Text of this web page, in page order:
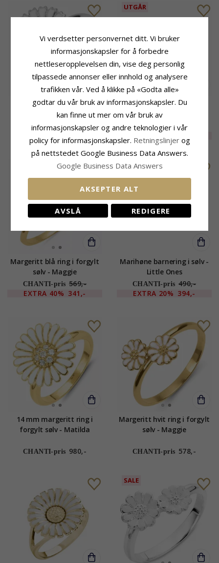
12 mm margeritt ring i
rodinert sølv - Marie
578,-
UTGÅR
10 mm Siersbøl margeritt
ring i sølv hvit emalje
CHANTI-pris 989,-
65%
Margeritt blå ring i forgylt
sølv - Maggie
CHANTI-pris 569,-
EXTRA 40% 341,-
UTGÅR
Marihøne barnering i sølv -
Little Ones
CHANTI-pris 490,-
EXTRA 20% 394,-
14 mm margeritt ring i
forgylt sølv - Matilda
CHANTI-pris 980,-
Margeritt hvit ring i forgylt
sølv - Maggie
CHANTI-pris 578,-
SALE
Vi verdsetter personvernet ditt. Vi bruker
informasjonskapsler for å forbedre
nettleseropplevelsen din, vise deg personlig
tilpassede annonser eller innhold og analysere
trafikken vår. Ved å klikke på «Godta alle»
godtar du vår bruk av informasjonskapsler. Du
kan finne ut mer om vår bruk av
informasjonskapsler og andre teknologier i vår
policy for informasjonskapsler. Retningslinjer og
på nettstedet Google Business Data Answers.
Google Business Data Answers
AKSEPTER ALT
AVSLÅ REDIGERE